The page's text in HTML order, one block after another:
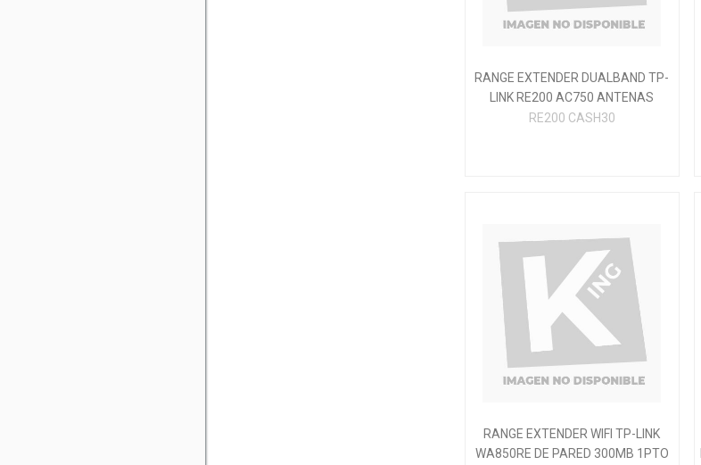
RANGE EXTENDER DUALBAND TP-
LINK RE200 AC750 ANTENAS
INTERNAS CASH30 ; CAJA
RE200 CASH30
RANGE EXTENDER WIFI TP-LINK
WA850RE DE PARED 300MB 1PTO